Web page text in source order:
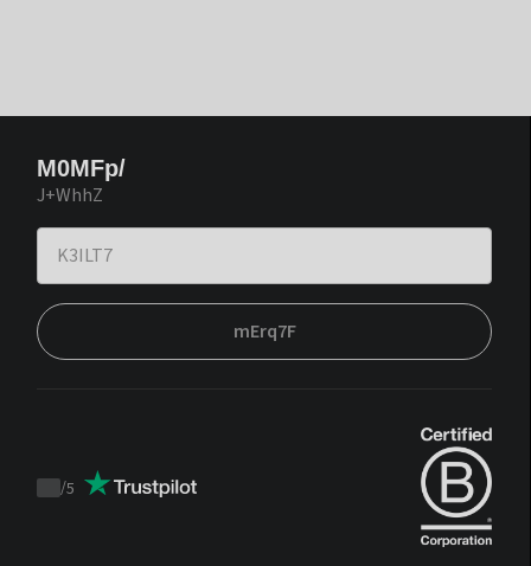
M0MFp/
J+WhhZ
mErq7F
Trustpilot
/5